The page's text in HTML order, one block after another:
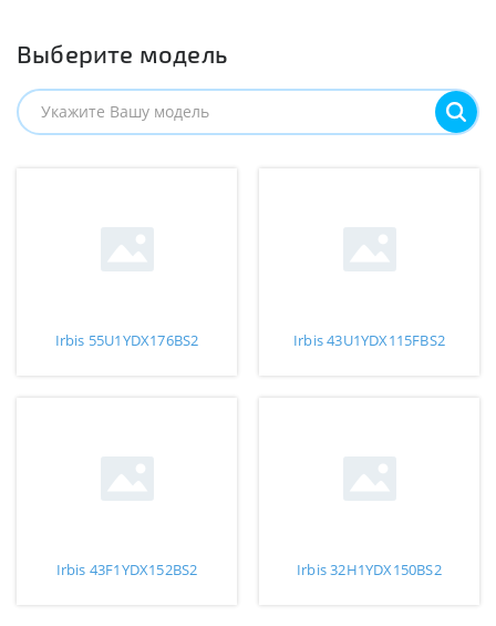
Выберите модель
Irbis 55U1YDX176BS2 Irbis 43U1YDX115FBS2
Irbis 43F1YDX152BS2 Irbis 32H1YDX150BS2